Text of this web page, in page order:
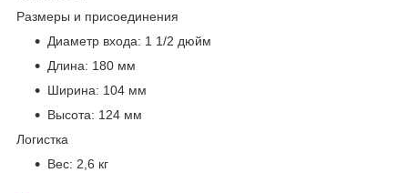
Размеры и присоединения
Диаметр входа: 1 1/2 дюйм
Длина: 180 мм
Ширина: 104 мм
Высота: 124 мм
Логистка
Вес: 2,6 кг